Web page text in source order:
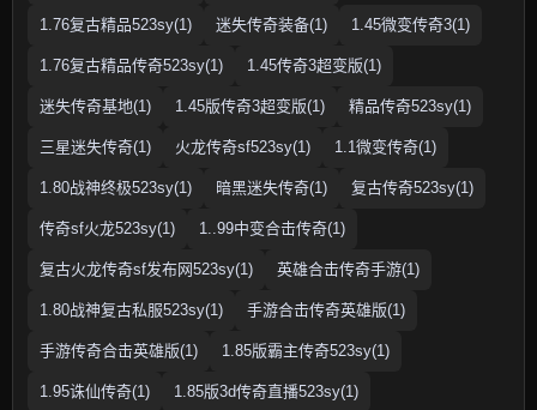
1.76复古精品523sy(1) 迷失传奇装备(1) 1.45微变传奇3(1)
1.76复古精品传奇523sy(1) 1.45传奇3超变版(1)
迷失传奇基地(1) 1.45版传奇3超变版(1) 精品传奇523sy(1)
三星迷失传奇(1) 火龙传奇sf523sy(1) 1.1微变传奇(1)
1.80战神终极523sy(1) 暗黑迷失传奇(1) 复古传奇523sy(1)
传奇sf火龙523sy(1) 1..99中变合击传奇(1)
复古火龙传奇sf发布网523sy(1) 英雄合击传奇手游(1)
1.80战神复古私服523sy(1) 手游合击传奇英雄版(1)
手游传奇合击英雄版(1) 1.85版霸主传奇523sy(1)
1.95诛仙传奇(1) 1.85版3d传奇直播523sy(1)